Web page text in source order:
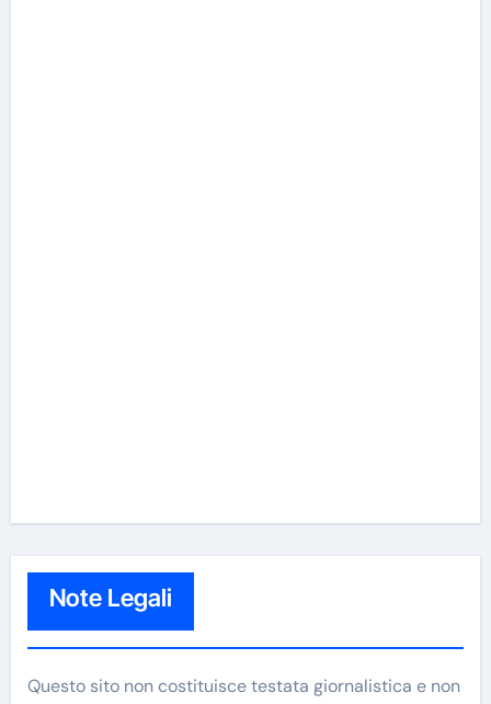
Note Legali
Questo sito non costituisce testata giornalistica e non